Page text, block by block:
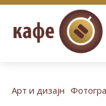
Арт и дизајн